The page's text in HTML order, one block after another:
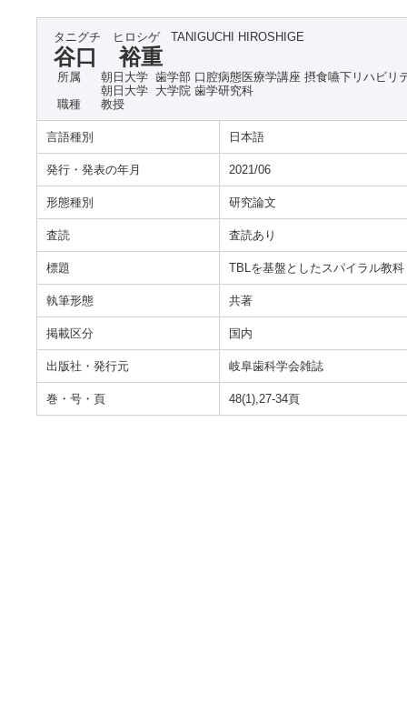
タニグチ ヒロシゲ TANIGUCHI HIROSHIGE
谷口 裕重
所属
朝日大学 歯学部 口腔病態医療学講座 摂食嚥下リハビリ
朝日大学 大学院 歯学研究科
職種
教授
言語種別 日本語
発行・発表の年月 2021/06
形態種別 研究論文
査読 査読あり
標題 TBLを基盤としたスパイラル教
執筆形態 共著
掲載区分 国内
出版社・発行元 岐阜歯科学会雑誌
巻・号・頁 48(1),27-34頁